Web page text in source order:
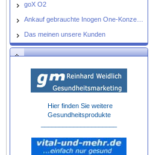
goX O2
Ankauf gebrauchte Inogen One-Konzentratoren
Das meinen unsere Kunden
Hier finden Sie weitere
Gesundheitsprodukte